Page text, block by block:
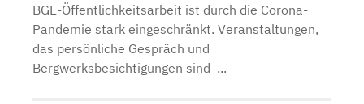
BGE-Öffentlichkeitsarbeit ist durch die Corona-
Pandemie stark eingeschränkt. Veranstaltungen,
das persönliche Gespräch und
Bergwerksbesichtigungen sind ...